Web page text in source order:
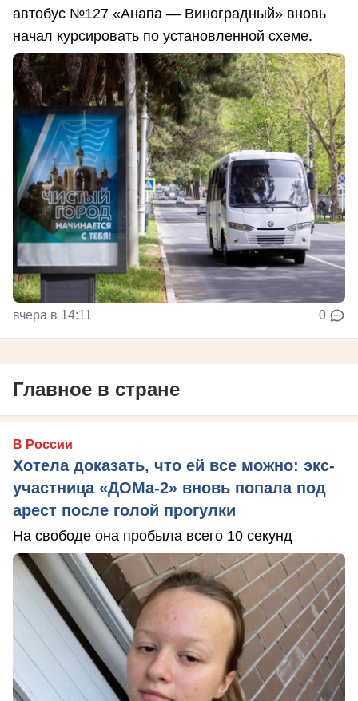
автобус №127 «Анапа — Виноградный» вновь
начал курсировать по установленной схеме.
вчера в 14:11 0
Главное в стране
В России
Хотела доказать, что ей все можно: экс-
участница «ДОМа-2» вновь попала под
арест после голой прогулки
На свободе она пробыла всего 10 секунд